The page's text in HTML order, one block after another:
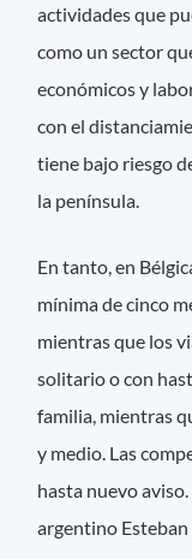
actividades que
como un sector
económicos y
con el
tiene bajo riesgo
la península.
En tanto, en
mínima de cinco
mientras que los
solitario o con
familia, mientras
y medio. Las
hasta nuevo
argentino Esteban